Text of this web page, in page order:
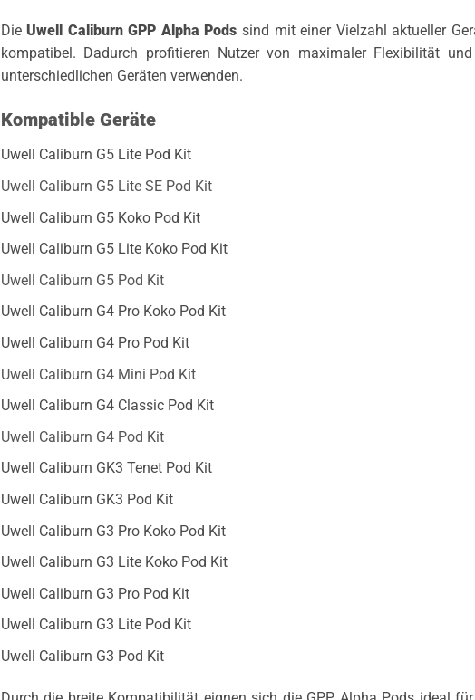
DieUwell Caliburn GPP Alpha Pods sind mit einer Vielzahl aktueller
kompatibel. Dadurch profitieren Nutzer von maximaler Flexibilität
unterschiedlichen Geräten verwenden.
Kompatible Geräte
Uwell Caliburn G5 Lite Pod Kit
Uwell Caliburn G5 Lite SE Pod Kit
Uwell Caliburn G5 Koko Pod Kit
Uwell Caliburn G5 Lite Koko Pod Kit
Uwell Caliburn G5 Pod Kit
Uwell Caliburn G4 Pro Koko Pod Kit
Uwell Caliburn G4 Pro Pod Kit
Uwell Caliburn G4 Mini Pod Kit
Uwell Caliburn G4 Classic Pod Kit
Uwell Caliburn G4 Pod Kit
Uwell Caliburn GK3 Tenet Pod Kit
Uwell Caliburn GK3 Pod Kit
Uwell Caliburn G3 Pro Koko Pod Kit
Uwell Caliburn G3 Lite Koko Pod Kit
Uwell Caliburn G3 Pro Pod Kit
Uwell Caliburn G3 Lite Pod Kit
Uwell Caliburn G3 Pod Kit